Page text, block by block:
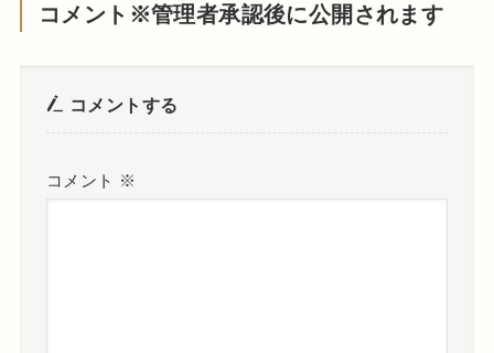
コメント※管理者承認後に公開されます
コメントする
コメント ※